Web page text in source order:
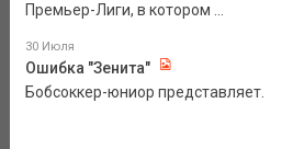
Премьер-Лиги, в котором ...
30 Июля
Ошибка "Зенита"
Бобсоккер-юниор представляет.